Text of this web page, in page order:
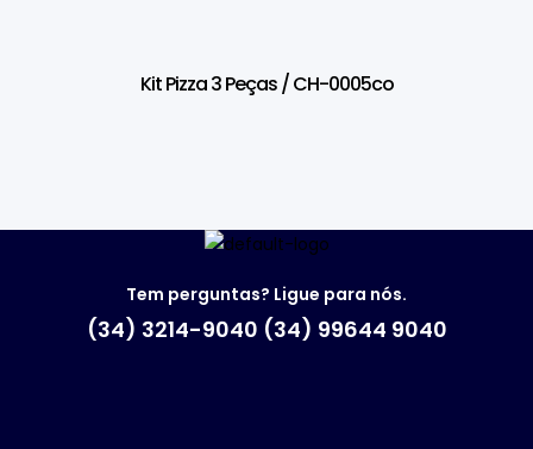
Kit Pizza 3 Peças / CH-0005co
Tem perguntas? Ligue para nós.
(34) 3214-9040 (34) 99644 9040